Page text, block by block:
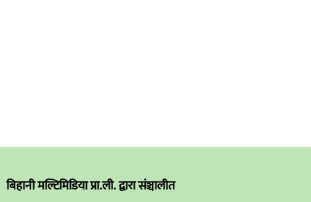
बिहानी मल्टिमिडिया प्रा.ली. द्वारा संञ्चालीत